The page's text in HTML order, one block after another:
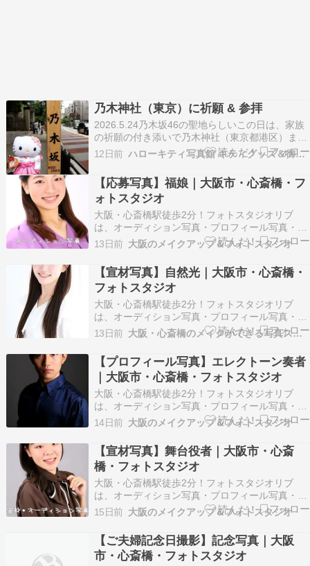
乃木神社（東京）に祈願 & 参拝
2026.5.24乃木坂46の聖地らしいこの日は、家族
の祈願の付き添いで乃木神社（東京都港区）まで
▼地下鉄メトロ千代田線「乃木坂」駅駅前に鎮座
しています乃木坂46メンバーの成人式やファンに
よる絵馬の奉納など、聖地としても親しまれてい
ます。 ◆ 一の鳥居 ◆▼ 鳥居をくぐると「馬…
12日前 ハローキティ写真館 キティグッズ＆御朱印集めのプチ旅日記
【応募写真】福娘｜大阪市・心斎橋・フ
ォトスタジオ
大阪・心斎橋駅徒歩2分！フォトスタジオリブ
は、オーディション写真・プロフィール写真・記
念写真やお見合い写真などナチュラルな大人の宣
材写真を得意とするフォトスタジオです。 ※以下
掲載のお写真はお客様に許可を得て掲載させてい
ただいております。 ※画像の転載はご遠慮くださ
い。 戎神社の…
13日前 大阪のメイクアップ＆フォトスタジオ
【宣材写真】自然光｜大阪市・心斎橋・
フォトスタジオ
大阪・心斎橋駅徒歩2分！フォトスタジオリブ
は、オーディション写真・プロフィール写真・記
念写真やお見合い写真などナチュラルな大人の宣
材写真を得意とするフォトスタジオです。 ※以下
掲載のお写真はお客様に許可を得て掲載させてい
ただいております。 ※画像の転載はご遠慮くださ
い。 自然光宣…
13日前 大阪・心斎橋のメイクができる写真スタジオ
【プロフィール写真】エレクトーン奏者
｜大阪市・心斎橋・フォトスタジオ
大阪・心斎橋駅徒歩2分！フォトスタジオリブ
は、オーディション写真・プロフィール写真・記
念写真やお見合い写真などナチュラルな大人の宣
材写真を得意とするフォトスタジオです。 ※以下
掲載のお写真はお客様に許可を得て掲載させてい
ただいております。 ※画像の転載はご遠慮くださ
い。 演奏家プ…
14日前 大阪のメイクアップ＆フォトスタジオ
【宣材写真】舞台役者｜大阪市・心斎
橋・フォトスタジオ
大阪・心斎橋駅徒歩2分！フォトスタジオリブ
は、オーディション写真・プロフィール写真・記
念写真やお見合い写真などナチュラルな大人の宣
材写真を得意とするフォトスタジオです。 ※以下
掲載のお写真はお客様に許可を得て掲載させてい
ただいております。 ※画像の転載はご遠慮くださ
い。 役者宣材…
15日前 大阪のメイクアップ＆フォトスタジオ
【ご夫婦記念日撮影】記念写真｜大阪
市・心斎橋・フォトスタジオ